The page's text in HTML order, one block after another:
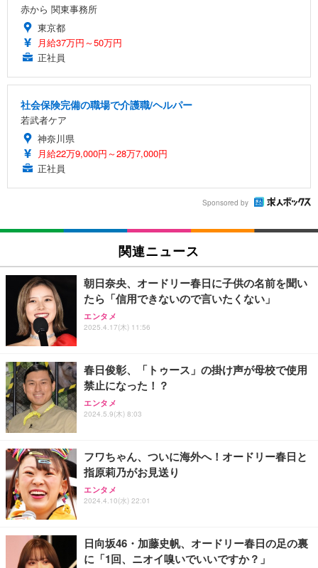
赤から 関東事務所
東京都
月給37万円～50万円
正社員
社会保険完備の職場で介護職/ヘルパー
若武者ケア
神奈川県
月給22万9,000円～28万7,000円
正社員
Sponsored by
関連ニュース
朝日奈央、オードリー春日に子供の名前を聞い
たら「信用できないので言いたくない」
エンタメ
2025.4.17(木) 11:56
春日俊彰、「トゥース」の掛け声が母校で使用
禁止になった！？
エンタメ
2024.5.9(木) 8:03
フワちゃん、ついに海外へ！オードリー春日と
指原莉乃がお見送り
エンタメ
2024.4.10(水) 22:01
日向坂46・加藤史帆、オードリー春日の足の裏
に「1回、ニオイ嗅いでいいですか？」